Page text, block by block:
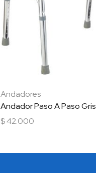
Andadores
Andador Paso A Paso Gris
$42.000